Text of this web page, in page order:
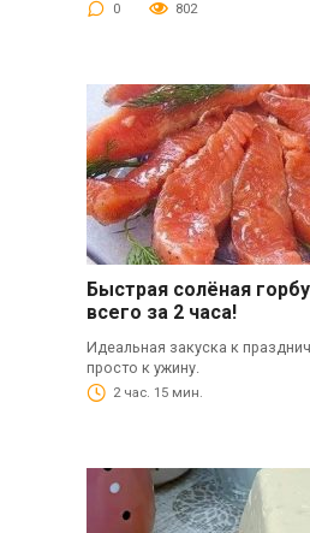
0 802
Быстрая солёная
всего за 2 часа!
Идеальная закуска к
просто к ужину.
2 час. 15 мин.